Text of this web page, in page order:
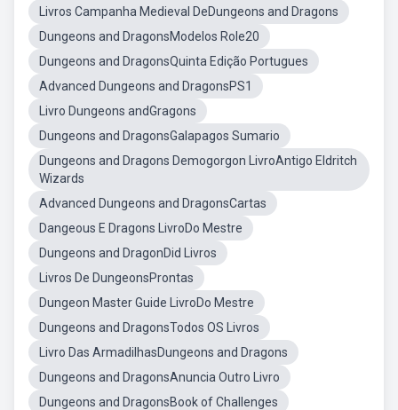
Livros Campanha Medieval DeDungeons and Dragons
Dungeons and DragonsModelos Role20
Dungeons and DragonsQuinta Edição Portugues
Advanced Dungeons and DragonsPS1
Livro Dungeons andGragons
Dungeons and DragonsGalapagos Sumario
Dungeons and Dragons Demogorgon LivroAntigo Eldritch
Wizards
Advanced Dungeons and DragonsCartas
Dangeous E Dragons LivroDo Mestre
Dungeons and DragonDid Livros
Livros De DungeonsProntas
Dungeon Master Guide LivroDo Mestre
Dungeons and DragonsTodos OS Livros
Livro Das ArmadilhasDungeons and Dragons
Dungeons and DragonsAnuncia Outro Livro
Dungeons and DragonsBook of Challenges